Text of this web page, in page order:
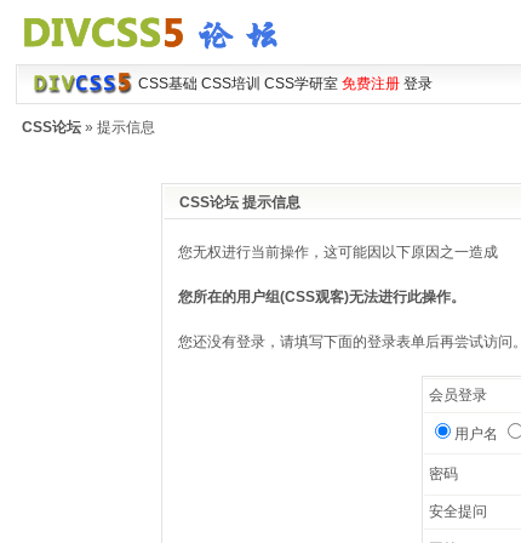
CSS基础 CSS培训 CSS学研室 免费注册 登录
CSS论坛 » 提示信息
CSS论坛 提示信息
您无权进行当前操作，这可能因以下原因之一造成
您所在的用户组(CSS观客)无法进行此操作。
您还没有登录，请填写下面的登录表单后再尝试访问。
会员登录
用户名
密码
安全提问